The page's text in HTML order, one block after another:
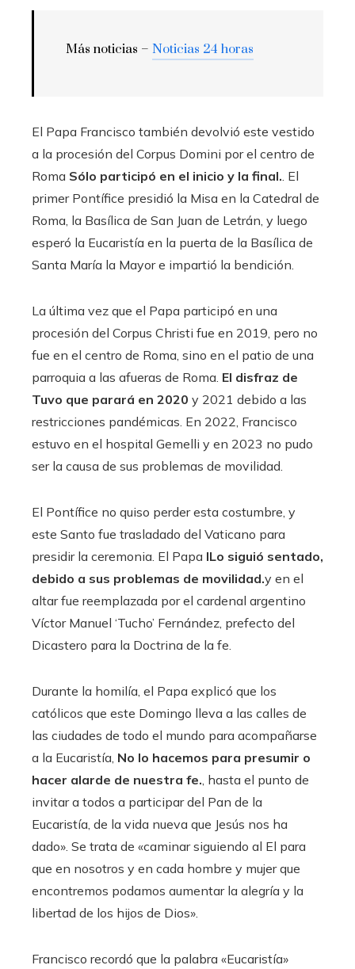
Más noticias – Noticias 24 horas
El Papa Francisco también devolvió este vestido
a la procesión del Corpus Domini por el centro de
Roma Sólo participó en el inicio y la final.. El
primer Pontífice presidió la Misa en la Catedral de
Roma, la Basílica de San Juan de Letrán, y luego
esperó la Eucaristía en la puerta de la Basílica de
Santa María la Mayor e impartió la bendición.
La última vez que el Papa participó en una
procesión del Corpus Christi fue en 2019, pero no
fue en el centro de Roma, sino en el patio de una
parroquia a las afueras de Roma. El disfraz de
Tuvo que parará en 2020 y 2021 debido a las
restricciones pandémicas. En 2022, Francisco
estuvo en el hospital Gemelli y en 2023 no pudo
ser la causa de sus problemas de movilidad.
El Pontífice no quiso perder esta costumbre, y
este Santo fue trasladado del Vaticano para
presidir la ceremonia. El Papa lLo siguió sentado,
debido a sus problemas de movilidad.y en el
altar fue reemplazada por el cardenal argentino
Víctor Manuel ‘Tucho’ Fernández, prefecto del
Dicastero para la Doctrina de la fe.
Durante la homilía, el Papa explicó que los
católicos que este Domingo lleva a las calles de
las ciudades de todo el mundo para acompañarse
a la Eucaristía, No lo hacemos para presumir o
hacer alarde de nuestra fe., hasta el punto de
invitar a todos a participar del Pan de la
Eucaristía, de la vida nueva que Jesús nos ha
dado». Se trata de «caminar siguiendo al El para
que en nosotros y en cada hombre y mujer que
encontremos podamos aumentar la alegría y la
libertad de los hijos de Dios».
Francisco recordó que la palabra «Eucaristía»